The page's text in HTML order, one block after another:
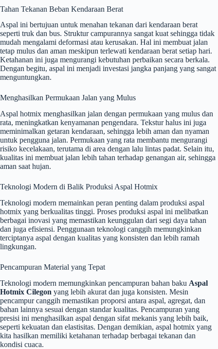
Tahan Tekanan Beban Kendaraan Berat
Aspal ini bertujuan untuk menahan tekanan dari kendaraan berat
seperti truk dan bus. Struktur campurannya sangat kuat sehingga tidak
mudah mengalami deformasi atau kerusakan. Hal ini membuat jalan
tetap mulus dan aman meskipun terlewati kendaraan berat setiap hari.
Ketahanan ini juga mengurangi kebutuhan perbaikan secara berkala.
Dengan begitu, aspal ini menjadi investasi jangka panjang yang sangat
menguntungkan.
Menghasilkan Permukaan Jalan yang Mulus
Aspal hotmix menghasilkan jalan dengan permukaan yang mulus dan
rata, meningkatkan kenyamanan pengendara. Tekstur halus ini juga
meminimalkan getaran kendaraan, sehingga lebih aman dan nyaman
untuk pengguna jalan. Permukaan yang rata membantu mengurangi
risiko kecelakaan, terutama di area dengan lalu lintas padat. Selain itu,
kualitas ini membuat jalan lebih tahan terhadap genangan air, sehingga
aman saat hujan.
Teknologi Modern di Balik Produksi Aspal Hotmix
Teknologi modern memainkan peran penting dalam produksi aspal
hotmix yang berkualitas tinggi. Proses produksi aspal ini melibatkan
berbagai inovasi yang memastikan keunggulan dari segi daya tahan
dan juga efisiensi. Penggunaan teknologi canggih memungkinkan
terciptanya aspal dengan kualitas yang konsisten dan lebih ramah
lingkungan.
Pencampuran Material yang Tepat
Teknologi modern memungkinkan pencampuran bahan baku Aspal
Hotmix Cilegon yang lebih akurat dan juga konsisten. Mesin
pencampur canggih memastikan proporsi antara aspal, agregat, dan
bahan lainnya sesuai dengan standar kualitas. Pencampuran yang
presisi ini menghasilkan aspal dengan sifat mekanis yang lebih baik,
seperti kekuatan dan elastisitas. Dengan demikian, aspal hotmix yang
kita hasilkan memiliki ketahanan terhadap berbagai tekanan dan
kondisi cuaca.